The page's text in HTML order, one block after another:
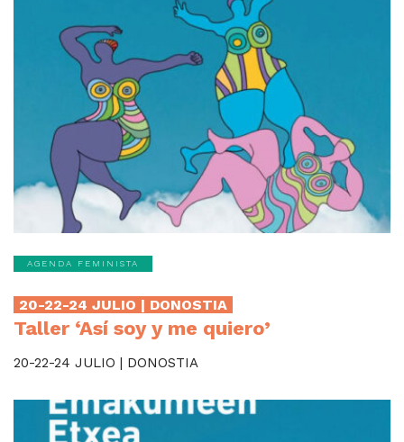
AGENDA FEMINISTA
20-22-24 JULIO | DONOSTIA
Taller ‘Así soy y me quiero’
20-22-24 JULIO | DONOSTIA